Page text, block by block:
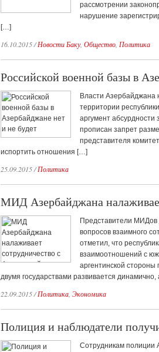
рассмотрении
нарушение
[…]
16.10.2015/Новости Баку, Общество Политика
Российской военной базы в
Власти Азербайджана
территории
аргумент
прописан запрет
представителя
испортить отношения […]
25.09.2015/Политика
МИД Азербайджана
Представители МИДов
вопросов взаимного
отметил, что
взаимоотношений с
аргентинской стороны
двумя государствами развивается
22.09.2015/Политика Экономика
Полиция и наблюдатели
Сотрудникам